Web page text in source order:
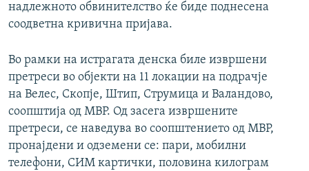
надлежното обвинителство ќе биде поднесена
соодветна кривична пријава.
Во рамки на истрагата денска биле извршени
претреси во објекти на 11 локации на подрачје
на Велес, Скопје, Штип, Струмица и Валандово,
соопштија од МВР. Од засега извршените
претреси, се наведува во соопштението од МВР,
пронајдени и одземени се: пари, мобилни
телефони, СИМ картички, половина килограм